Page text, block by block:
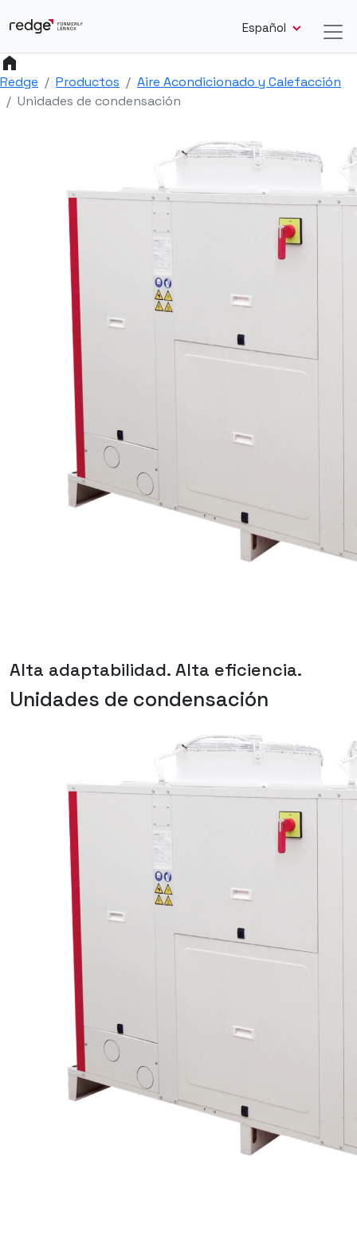
Español
home
Redge Productos
Aire Acondicionado y Calefacción
Unidades de condensación
Alta adaptabilidad. Alta eficiencia.
Unidades de condensación